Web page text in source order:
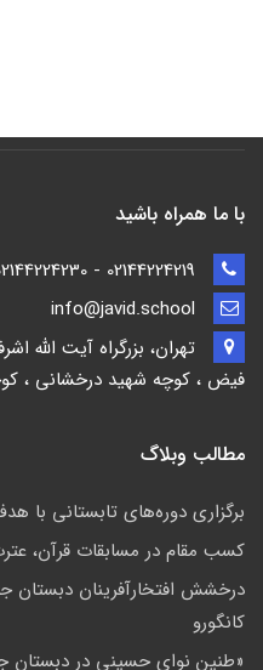
با ما همراه باشید
تهران، بزرگراه آیت الله
فیض ، کوچه شهید درخشانی ،
مطالب وبلاگ
برگزاری دوره‌های تابستانی با
کسب مقام در مسابقات قرآن،
درخشش افتخارآفرینان دبستان
کانگورو
«طنین نوای حسینی در دبستان